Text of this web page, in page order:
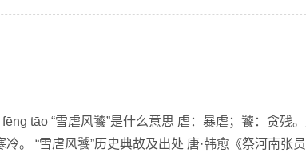
tāo “雪虐风饕”是什么意思 虐：暴虐；饕：贪残
。 “雪虐风饕”历史典故及出处 唐·韩愈《祭河南张